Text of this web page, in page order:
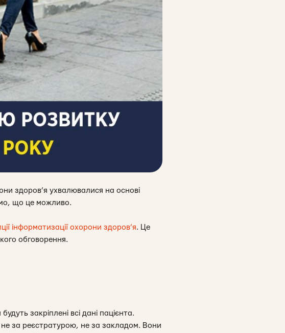
здоров’я ухвалювалися на основі
що це можливо.
інформатизації охорони здоров’я. Це
обговорення.
закріплені всі дані пацієнта.
не за реєстратурою, не за закладом. Вони